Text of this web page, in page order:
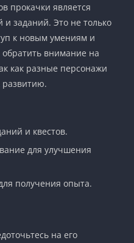
прокачки является
заданий. Это не только
к новым умениям и
внимание на
как разные персонажи
развитию.
и квестов.
для улучшения
получения опыта.
на его